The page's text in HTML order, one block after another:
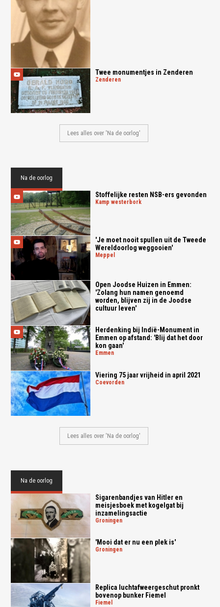
Twee monumentjes in Zenderen
zenderen
Lees alles over 'Na de oorlog'
Na de oorlog
Stoffelijke resten NSB-ers gevonden
kamp westerbork
'Je moet nooit spullen uit de Tweede
Wereldoorlog weggooien'
meppel
Open Joodse Huizen in Emmen:
'Zolang hun namen genoemd
worden, blijven zij in de Joodse
cultuur leven'
Herdenking bij Indië-Monument in
Emmen op afstand: 'Blij dat het door
kon gaan'
emmen
Viering 75 jaar vrijheid in april 2021
coevorden
Lees alles over 'Na de oorlog'
Na de oorlog
Sigarenbandjes van Hitler en
meisjesboek met kogelgat bij
inzamelingsactie
groningen
'Mooi dat er nu een plek is'
groningen
Replica luchtafweergeschut pronkt
bovenop bunker Fiemel
fiemel